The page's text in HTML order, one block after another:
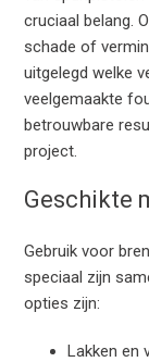
cruciaal belang.
schade of
uitgelegd welke
veelgemaakte
betrouwbare
project.
Geschikte
Gebruik voor
speciaal zijn
opties zijn:
Lakken en